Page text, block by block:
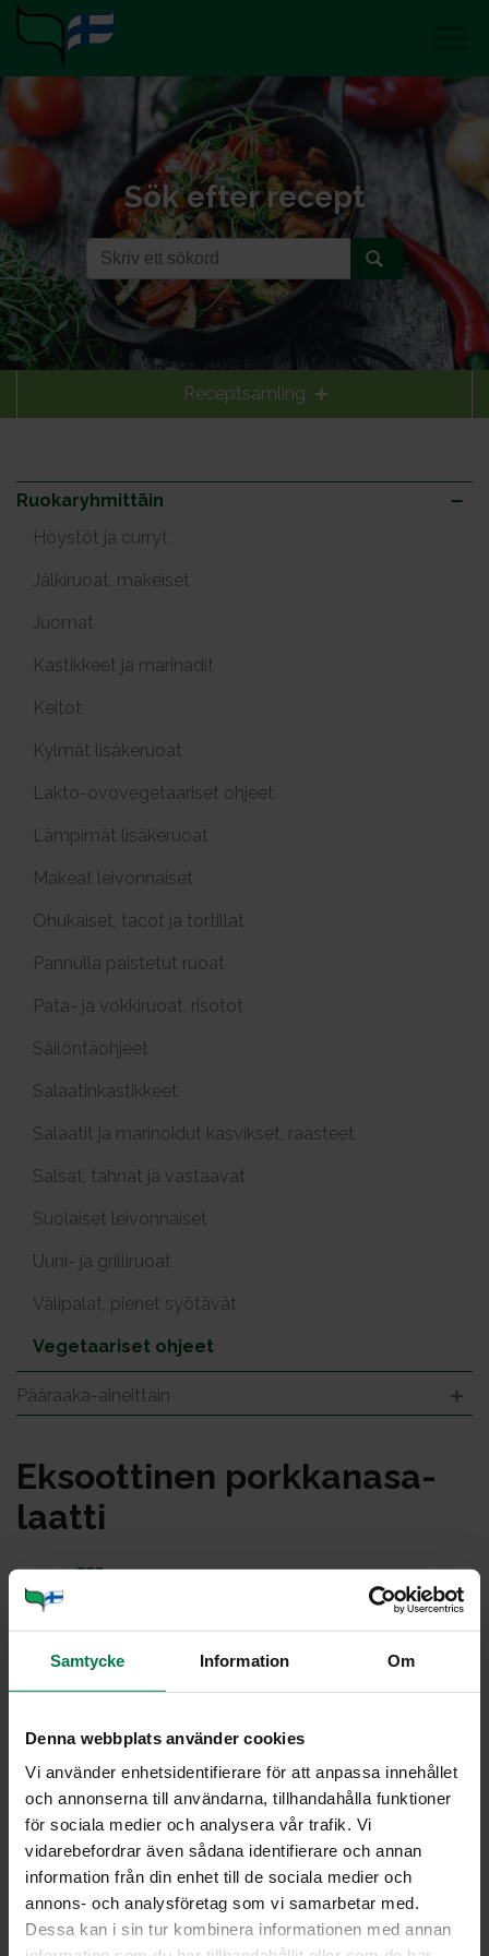
Samtycke Information Om
Denna webbplats använder cookies
Vi använder enhetsidentifierare för att anpassa innehållet
och annonserna till användarna, tillhandahålla funktioner
för sociala medier och analysera vår trafik. Vi
vidarebefordrar även sådana identifierare och annan
information från din enhet till de sociala medier och
annons- och analysföretag som vi samarbetar med.
Dessa kan i sin tur kombinera informationen med annan
Sök efter recept
Receptsamling
Ruokaryhmittäin
Höystöt ja curryt
Jälkiruoat, makeiset
Juomat
Kastikkeet ja marinadit
Keitot
Kylmät lisäkeruoat
Lakto-ovovegetaariset ohjeet
Lämpimät lisäkeruoat
Makeat leivonnaiset
Ohukaiset, tacot ja tortillat
Pannulla paistetut ruoat
Pata- ja vokkiruoat, risotot
Säilöntäohjeet
Salaatinkastikkeet
Salaatit ja marinoidut kasvikset, raasteet
Salsat, tahnat ja vastaavat
Suolaiset leivonnaiset
Uuni- ja grilliruoat
Välipalat, pienet syötävät
Vegetaariset ohjeet
Pääraaka-aineittain
Ek­soot­ti­nen pork­ka­na­sa­
laat­ti